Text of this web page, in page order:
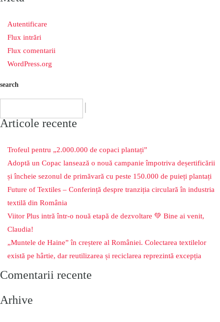
Autentificare
Flux intrări
Flux comentarii
WordPress.org
search
Articole recente
Trofeul pentru „2.000.000 de copaci plantați”
Adoptă un Copac lansează o nouă campanie împotriva deșertificării
și încheie sezonul de primăvară cu peste 150.000 de puieți plantați
Future of Textiles – Conferință despre tranziția circulară în industria
textilă din România
Viitor Plus intră într-o nouă etapă de dezvoltare 💚 Bine ai venit,
Claudia!
„Muntele de Haine” în creștere al României. Colectarea textilelor
există pe hârtie, dar reutilizarea și reciclarea reprezintă excepția
Comentarii recente
Arhive